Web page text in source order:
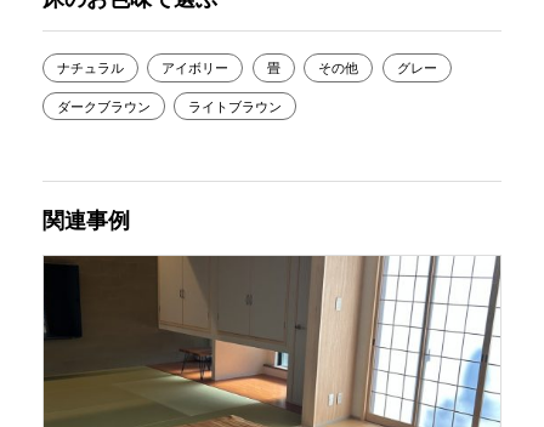
ナチュラル アイボリー 畳 その他 グレー
ダークブラウン ライトブラウン
関連事例